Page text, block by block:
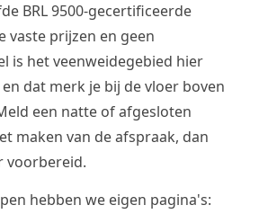
BRL 9500-gecertificeerde
vaste prijzen en geen
is het veenweidegebied hier
dat merk je bij de vloer boven
een natte of afgesloten
maken van de afspraak, dan
voorbereid.
hebben we eigen pagina's: